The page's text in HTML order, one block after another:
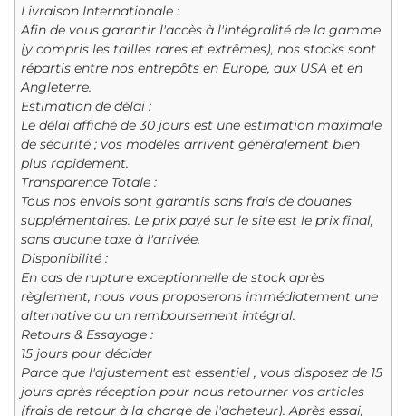
Livraison Internationale :
Afin de vous garantir l'accès à l'intégralité de la gamme
(y compris les tailles rares et extrêmes), nos stocks sont
répartis entre nos entrepôts en Europe, aux USA et en
Angleterre.
Estimation de délai :
Le délai affiché de 30 jours est une estimation maximale
de sécurité ; vos modèles arrivent généralement bien
plus rapidement.
Transparence Totale :
Tous nos envois sont garantis sans frais de douanes
supplémentaires. Le prix payé sur le site est le prix final,
sans aucune taxe à l'arrivée.
Disponibilité :
En cas de rupture exceptionnelle de stock après
règlement, nous vous proposerons immédiatement une
alternative ou un remboursement intégral.
Retours & Essayage :
15 jours pour décider
Parce que l'ajustement est essentiel , vous disposez de 15
jours après réception pour nous retourner vos articles
(frais de retour à la charge de l'acheteur). Après essai,